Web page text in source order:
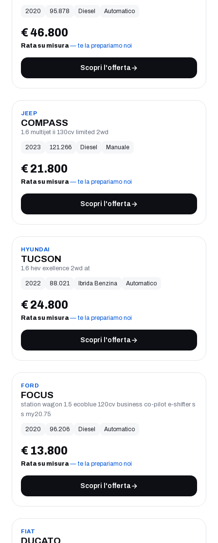
2020 95.878 Diesel Automatico
€ 46.800
Rata su misura— te la prepariamo noi
Scopri l'offerta
USATO
JEEP
COMPASS
1.6 multijet ii 130cv limited 2wd
2023 121.266 Diesel Manuale
€ 21.800
Rata su misura— te la prepariamo noi
Scopri l'offerta
USATO
HYUNDAI
TUCSON
1.6 hev exellence 2wd at
2022 88.021 Ibrida Benzina Automatico
€ 24.800
Rata su misura— te la prepariamo noi
Scopri l'offerta
USATO
FORD
FOCUS
station wagon 1.5 ecoblue 120cv business co-pilot e-shifter s
s my20.75
2020 96.206 Diesel Automatico
€ 13.800
Rata su misura— te la prepariamo noi
Scopri l'offerta
USATO
FIAT
DUCATO